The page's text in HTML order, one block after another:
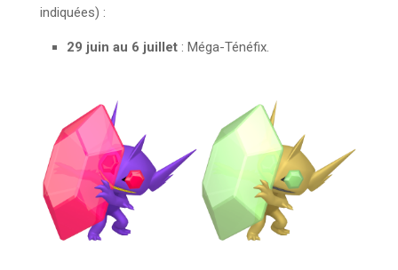
indiquées) :
29 juin au 6 juillet : Méga-Ténéfix.